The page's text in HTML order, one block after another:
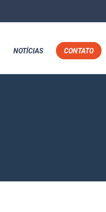
NOTÍCIAS CONTATO